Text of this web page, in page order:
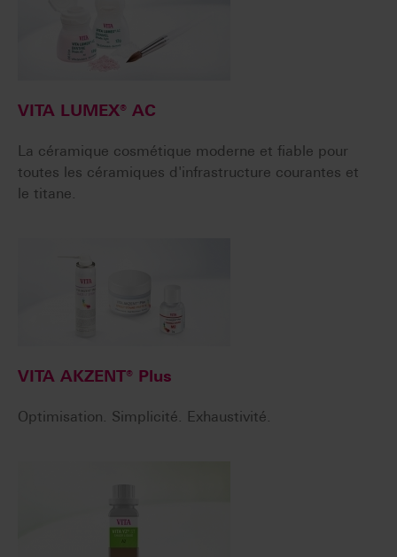
VITA LUMEX® AC
La céramique cosmétique moderne et fiable pour
toutes les céramiques d'infrastructure courantes et
le titane.
VITA AKZENT® Plus
Optimisation. Simplicité. Exhaustivité.